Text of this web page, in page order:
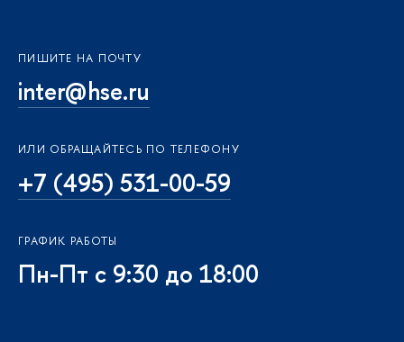
ПИШИТЕ НА ПОЧТУ
inter@hse.ru
ИЛИ ОБРАЩАЙТЕСЬ ПО ТЕЛЕФОНУ
+7 (495) 531-00-59
ГРАФИК РАБОТЫ
Пн-Пт с 9:30 до 18:00